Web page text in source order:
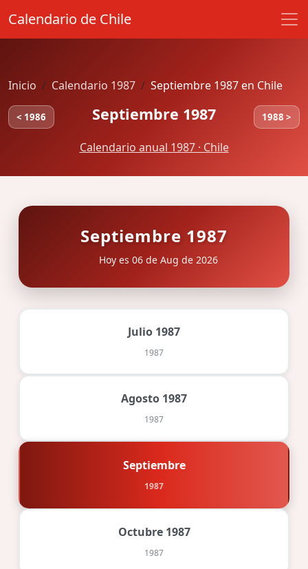
Calendario de Chile
Inicio Calendario 1987 Septiembre 1987 en Chile
< 1986 Septiembre 1987 1988 >
Calendario anual 1987 · Chile
Septiembre 1987
Hoy es 06 de Aug de 2026
Julio 1987
1987
Agosto 1987
1987
Septiembre
1987
Octubre 1987
1987